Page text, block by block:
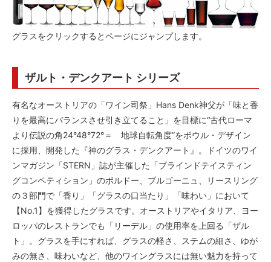
グラスをクリックするとページにジャンプします。
ザルト・デンクアート シリーズ
有名なオーストリアの「ワイン司祭」Hans Denk神父が「味と香
りを最高にバランスさせ引き立てること」を目標に“古代ローマ
より伝説の角24°48°72°＝ 地球自転角度”をボウル・デザイン
に採用、開発した『神のグラス・デンクアート』。ドイツのワイ
ンマガジン「STERN」誌が主催した「ブラインドテイスティン
グコンペティション」のボルドー、ブルゴーニュ、リースリング
の３部門で「香り」「グラスの口当たり」「味わい」において
【No.1】を獲得したグラスです。オーストリアやイタリア、ヨー
ロッパのレストランでも「リーデル」の使用率を上回る「ザル
ト」。グラスを手にすれば、グラスの軽さ、ステムの細さ、ゆが
みの無さ、味わいなど、他のワイングラスには無い魅力を持って